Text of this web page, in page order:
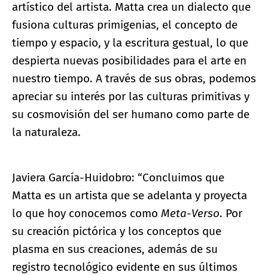
artístico del artista. Matta crea un dialecto que
fusiona culturas primigenias, el concepto de
tiempo y espacio, y la escritura gestual, lo que
despierta nuevas posibilidades para el arte en
nuestro tiempo. A través de sus obras, podemos
apreciar su interés por las culturas primitivas y
su cosmovisión del ser humano como parte de
la naturaleza.
Javiera García-Huidobro: “Concluimos que
Matta es un artista que se adelanta y proyecta
lo que hoy conocemos como Meta-Verso. Por
su creación pictórica y los conceptos que
plasma en sus creaciones, además de su
registro tecnológico evidente en sus últimos